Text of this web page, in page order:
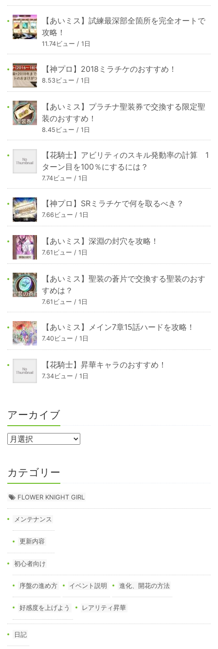
【あいミス】試練最深部全箇所を完全オートで
攻略！
11.74ビュー / 1日
【神プロ】2018ミラチケのおすすめ！
8.53ビュー / 1日
【あいミス】プラチナ聖装券で交換する限定聖
装のおすすめ！
8.45ビュー / 1日
【花騎士】アビリティのスキル発動率の計算 1
ターン目を100％にするには？
7.74ビュー / 1日
【神プロ】SRミラチケで何を取るべき？
7.66ビュー / 1日
【あいミス】深淵の封穴を攻略！
7.61ビュー / 1日
【あいミス】聖装の蒼片で交換する聖装のおす
すめは？
7.61ビュー / 1日
【あいミス】メイン7章15話ハードを攻略！
7.40ビュー / 1日
【花騎士】昇華キャラのおすすめ！
7.34ビュー / 1日
アーカイブ
カテゴリー
FLOWER KNIGHT GIRL
メンテナンス
更新内容
初心者向け
序盤の進め方 イベント説明 進化、開花の方法
好感度を上げよう レアリティ昇華
日記